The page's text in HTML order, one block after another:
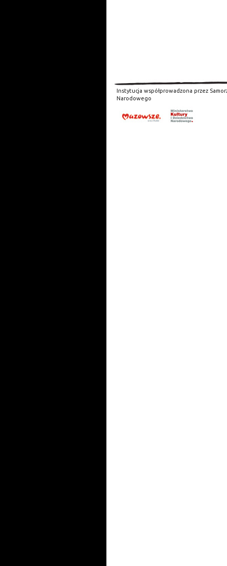
Instytucja współprowadzona przez
Narodowego